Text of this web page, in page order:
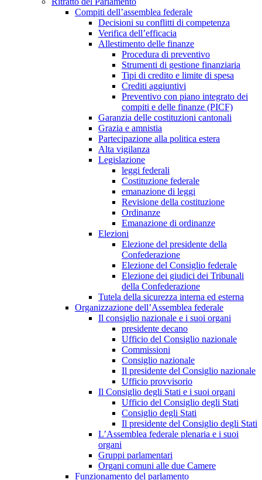
Compiti dell’assemblea federale
Decisioni su conflitti di competenza
Verifica dell’efficacia
Allestimento delle finanze
Procedura di preventivo
Strumenti di gestione finanziaria
Tipi di credito e limite di spesa
Crediti aggiuntivi
Preventivo con piano integrato dei
compiti e delle finanze (PICF)
Garanzia delle costituzioni cantonali
Grazia e amnistia
Partecipazione alla politica estera
Alta vigilanza
Legislazione
leggi federali
Costituzione federale
emanazione di leggi
Revisione della costituzione
Ordinanze
Emanazione di ordinanze
Elezioni
Elezione del presidente della
Confederazione
Elezione del Consiglio federale
Elezione dei giudici dei Tribunali
della Confederazione
Tutela della sicurezza interna ed esterna
Organizzazione dell’Assemblea federale
Il consiglio nazionale e i suoi organi
presidente decano
Ufficio del Consiglio nazionale
Commissioni
Consiglio nazionale
Il presidente del Consiglio nazionale
Ufficio provvisorio
Il Consiglio degli Stati e i suoi organi
Ufficio del Consiglio degli Stati
Consiglio degli Stati
Il presidente del Consiglio degli Stati
L’Assemblea federale plenaria e i suoi
organi
Gruppi parlamentari
Organi comuni alle due Camere
Funzionamento del parlamento